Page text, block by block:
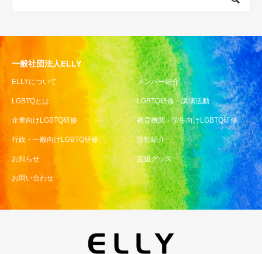
一般社団法人ELLY
ELLYについて メンバー紹介
LGBTQとは LGBTQ研修・講演活動
企業向けLGBTQ研修 教育機関・学生向けLGBTQ研修
行政・一般向けLGBTQ研修 活動紹介
お知らせ 支援グッズ
お問い合わせ